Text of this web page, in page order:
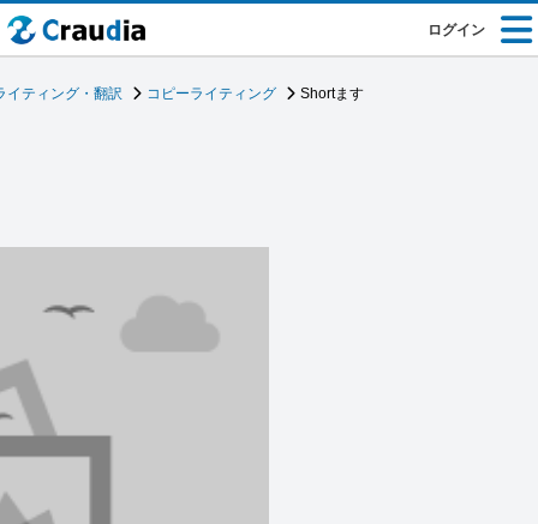
ログイン
イティング・翻訳 コピーライティング Shortます